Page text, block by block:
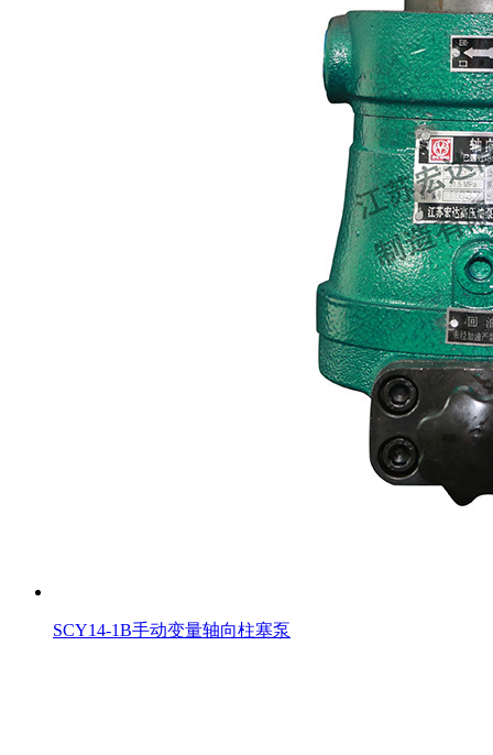
SCY14-1B手动变量轴向柱塞泵